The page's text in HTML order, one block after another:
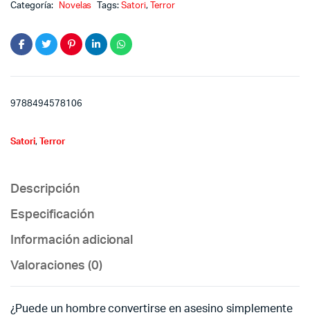
Categoría: Novelas Tags:Satori, Terror
9788494578106
Satori, Terror
Descripción
Especificación
Información adicional
Valoraciones (0)
¿Puede un hombre convertirse en asesino simplemente